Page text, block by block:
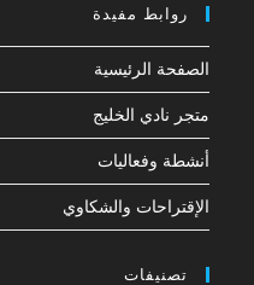
روابط مفيدة
الصفحة الرئيسية
متجر نادي الخليج
أنشطة وفعاليات
الإقتراحات والشكاوي
تصنيفات